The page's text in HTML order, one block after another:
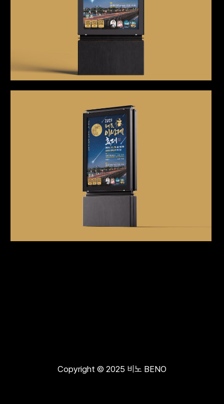
Copyright © 2025 비노 BENO